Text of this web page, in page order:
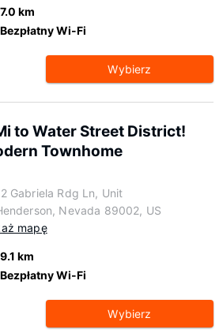
7.0 km
Bezpłatny Wi-Fi
Wybierz
to Water Street District!
Townhome
Gabriela Rdg Ln, Unit
Nevada 89002, US
mapę
9.1 km
Bezpłatny Wi-Fi
Wybierz